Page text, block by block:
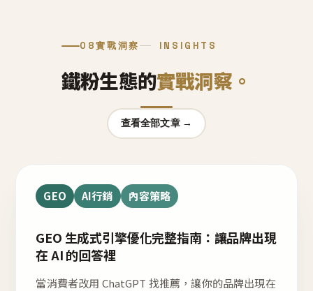
08實戰洞察 INSIGHTS
鐵粉生態的實戰洞察。
查看全部文章 →
GEO AI行銷 內容策略
GEO 生成式引擎優化完整指南：讓品牌出現
在 AI 的回答裡
當消費者改用 ChatGPT 找推薦，讓你的品牌出現在